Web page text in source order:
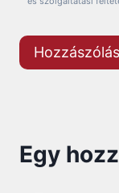
Egy